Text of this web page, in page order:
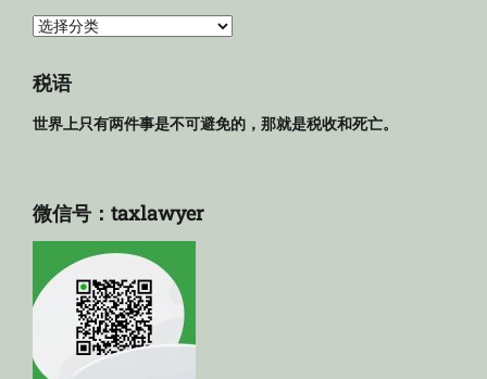
法
库
税语
世界上只有两件事是不可避免的，那就是税收和死亡。
微信号：taxlawyer